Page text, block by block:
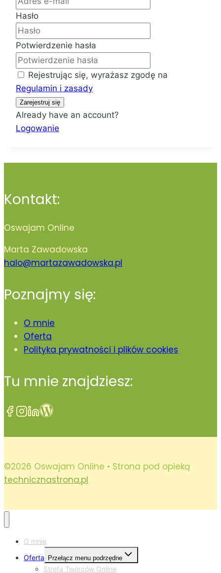
Hasło
Potwierdzenie hasła
Rejestrując się, wyrażasz zgodę na
Regulamin i zasady
Zarejestruj się
Already have an account?
Logowanie
Kontakt:
Oswajam Online
Marta Zawadowska
halo@martazawadowska.pl
Poznajmy się:
O mnie
Oferta
Polityka prywatności i plików cookies
Tu mnie znajdziesz:
©2026 Oswajam Online • Strona pod opieką
technicznastrona.pl
O mnie
Oferta Przełącz menu podrzędne
Strefa Twórców Online